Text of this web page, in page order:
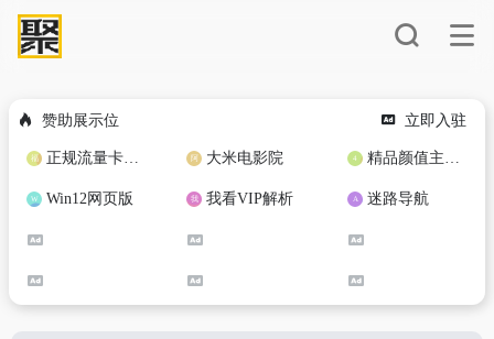
赞助展示位 立即入驻
正规流量卡免费加盟合作 大米电影院 精品颜值主播定制
Win12网页版 我看VIP解析 迷路导航